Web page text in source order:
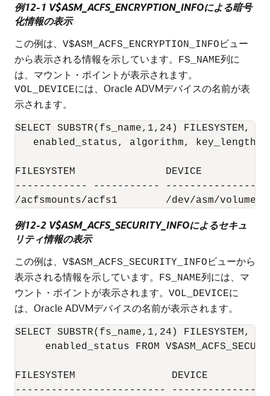
例12-1 V$ASM_ACFS_ENCRYPTION_INFOによる暗号
化情報の表示
この例は、 V$ASM_ACFS_ENCRYPTION_INFO ビュー
から表示される情報を示しています。
FS_NAME列に
は、マウント・ポイントが表示されます。
VOL_DEVICEには、Oracle ADVMデバイスの名前が表
示されます。
SELECT SUBSTR(fs_name,1,24)
enabled_status, algorithm, key_length,
FILESYSTEM               DEVICE
------------ -----------
例12-2 V$ASM_ACFS_SECURITY_INFOによるセキュ
リティ情報の表示
この例は、 V$ASM_ACFS_SECURITY_INFO ビューから
表示される情報を示しています。
FS_NAME列には、マ
ウント・ポイントが表示されます。 VOL_DEVICEに
は、Oracle ADVMデバイスの名前が表示されます。
SELECT SUBSTR(fs_name,1,24)
enabled_status FROM
FILESYSTEM                DEVICE
-------------------------